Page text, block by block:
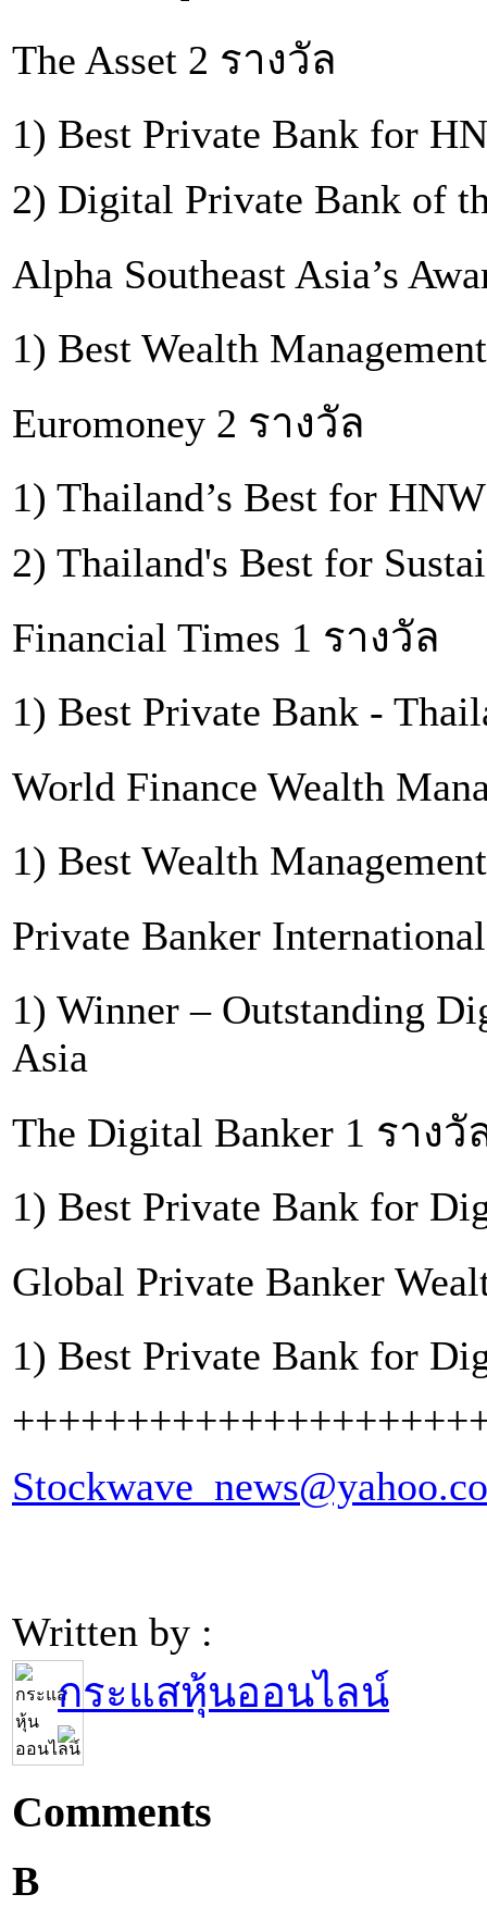
The Asset 2 รางวัล
1) Best Private Bank for
2) Digital Private Bank of
Alpha Southeast Asia’s
1) Best Wealth
Euromoney 2 รางวัล
1) Thailand’s Best for HNW
2) Thailand's Best for
Financial Times 1 รางวัล
1) Best Private Bank -
World Finance Wealth
1) Best Wealth
Private Banker
1) Winner – Outstanding
Asia
The Digital Banker 1 รางวั
1) Best Private Bank for
Global Private Banker
1) Best Private Bank for
Written by :
กระแสหุ้นออนไลน์
Comments
B